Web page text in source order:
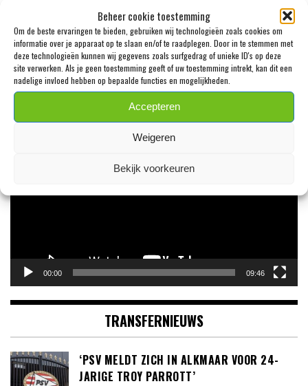
Beheer cookie toestemming
Om de beste ervaringen te bieden, gebruiken wij technologieën zoals cookies om
informatie over je apparaat op te slaan en/of te raadplegen. Door in te stemmen met
deze technologieën kunnen wij gegevens zoals surfgedrag of unieke ID's op deze
site verwerken. Als je geen toestemming geeft of uw toestemming intrekt, kan dit een
nadelige invloed hebben op bepaalde functies en mogelijkheden.
Accepteren
Weigeren
Bekijk voorkeuren
SPENZ
31 JULI 2026
VIDEO VAN DE MAAND!
00:00 09:46
TRANSFERNIEUWS
‘PSV MELDT ZICH IN ALKMAAR VOOR 24-
JARIGE TROY PARROTT’